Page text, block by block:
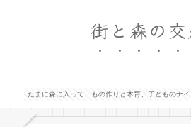
街と森の交
たまに森に入って、もの作りと木育、子どものナ